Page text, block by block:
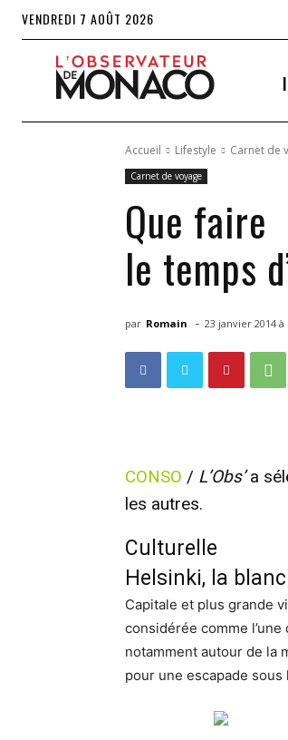
VENDREDI 7 AOÛT 2026
Accueil Lifestyle Carnet de
Carnet de voyage
Que faire
le temps
par Romain - 23 janvier 2014 à
CONSO / L’Obs’a
les autres.
Culturelle
Helsinki, la
Capitale et plus grande
considérée comme
notamment autour de la
pour une escapade